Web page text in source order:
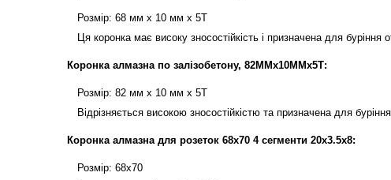
Розмір: 68 мм х 10 мм х 5Т
Ця коронка має високу зносостійкість і призначена для
Коронка алмазна по залізобетону, 82ММх10ММх5Т:
Розмір: 82 мм х 10 мм х 5Т
Відрізняється високою зносостійкістю та призначена для
Коронка алмазна для розеток 68x70 4 сегменти 20x3.5x8:
Розмір: 68x70